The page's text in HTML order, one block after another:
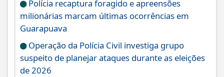
Polícia recaptura foragido e apreensões
milionárias marcam últimas ocorrências em
Guarapuava
Operação da Polícia Civil investiga grupo
suspeito de planejar ataques durante as eleições
de 2026